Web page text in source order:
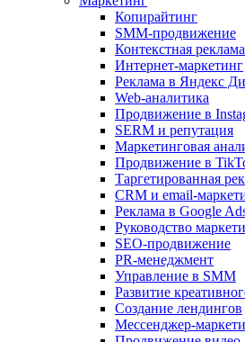
Копирайтинг
SMM-продвижение
Контекстная реклама
Интернет-маркетинг
Реклама в Яндекс
Web-аналитика
Продвижение в
SERM и репутация
Маркетинговая
Продвижение в
Таргетированная
CRM и email-
Реклама в Google
Руководство
SEO-продвижение
PR-менеджмент
Управление в SMM
Развитие
Создание лендингов
Мессенджер-